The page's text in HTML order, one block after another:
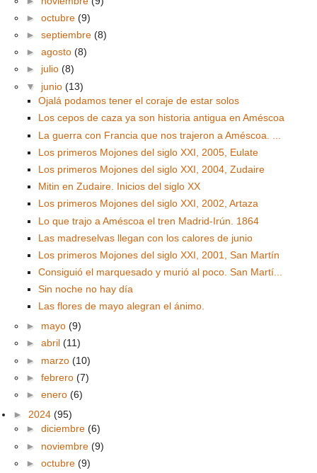
► octubre (9)
► septiembre (8)
► agosto (8)
► julio (8)
▼ junio (13)
Ojalá podamos tener el coraje de estar solos
Los cepos de caza ya son historia antigua en Améscoa
La guerra con Francia que nos trajeron a Améscoa. ...
Los primeros Mojones del siglo XXI, 2005, Eulate
Los primeros Mojones del siglo XXI, 2004, Zudaire
Mitin en Zudaire. Inicios del siglo XX
Los primeros Mojones del siglo XXI, 2002, Artaza
Lo que trajo a Améscoa el tren Madrid-Irún. 1864
Las madreselvas llegan con los calores de junio
Los primeros Mojones del siglo XXI, 2001, San Martín
Consiguió el marquesado y murió al poco. San Martí...
Sin noche no hay día
Las flores de mayo alegran el ánimo.
► mayo (9)
► abril (11)
► marzo (10)
► febrero (7)
► enero (6)
► 2024 (95)
► diciembre (6)
► noviembre (9)
► octubre (9)